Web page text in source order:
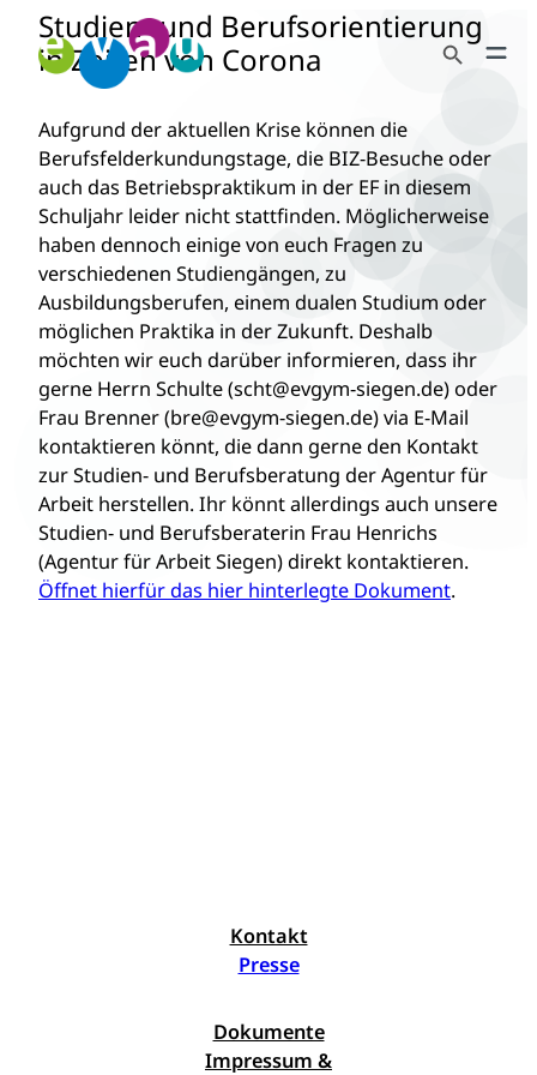
Zum
Inhalt
springen
Search Button
Studien- und Berufsorientierung
in Zeiten von Corona
Aufgrund der aktuellen Krise können die
Berufsfelderkundungstage, die BIZ-Besuche oder
auch das Betriebspraktikum in der EF in diesem
Schuljahr leider nicht stattfinden. Möglicherweise
haben dennoch einige von euch Fragen zu
verschiedenen Studiengängen, zu
Ausbildungsberufen, einem dualen Studium oder
möglichen Praktika in der Zukunft. Deshalb
möchten wir euch darüber informieren, dass ihr
gerne Herrn Schulte (scht@evgym-siegen.de) oder
Frau Brenner (bre@evgym-siegen.de) via E-Mail
kontaktieren könnt, die dann gerne den Kontakt
zur Studien- und Berufsberatung der Agentur für
Arbeit herstellen. Ihr könnt allerdings auch unsere
Studien- und Berufsberaterin Frau Henrichs
(Agentur für Arbeit Siegen) direkt kontaktieren.
Öffnet hierfür das hier hinterlegte Dokument.
Kontakt
Presse
Dokumente
Impressum &